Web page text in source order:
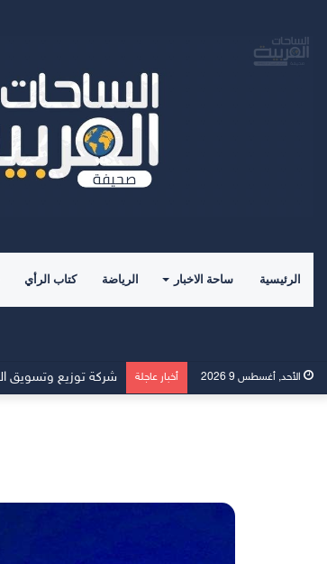
الرئيسية ساحة الاخبار الرياضة كتاب الرأي
الأحد, أغسطس 9 2026 أخبار عاجلة